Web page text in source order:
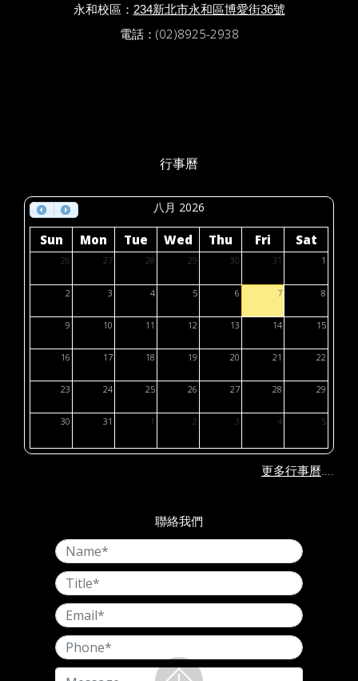
永和校區： 234新北市永和區博愛街36號
電話：(02)8925-2938
行事曆
八月 2026
Sun Mon Tue Wed Thu Fri Sat
26 27 28 29 30 31 1
2 3 4 5 6 7 8
9 10 11 12 13 14 15
16 17 18 19 20 21 22
23 24 25 26 27 28 29
30 31 1 2 3 4 5
更多行事曆....
聯絡我們